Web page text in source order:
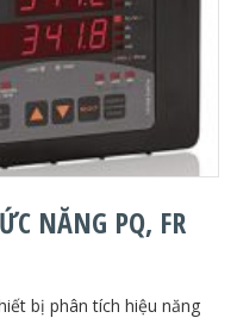
NĂNG PQ, FR
bị phân tích hiệu năng